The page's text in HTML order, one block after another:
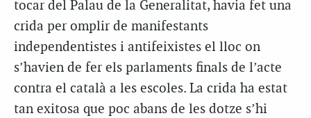
tocar del Palau de la Generalitat, havia fet una
crida per omplir de manifestants
independentistes i antifeixistes el lloc on
s’havien de fer els parlaments finals de l’acte
contra el català a les escoles. La crida ha estat
tan exitosa que poc abans de les dotze s’hi